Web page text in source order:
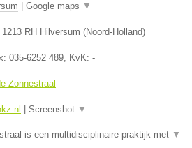
Google maps ▼
1213 RH Hilversum (Noord-Holland)
035-6252 489, KvK: -
Zonnestraal
Screenshot ▼
is een multidisciplinaire praktijk met ▼